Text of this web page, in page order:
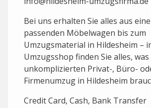
Bei uns erhalten Sie alles aus
passenden Möbelwagen bis zum
Umzugsmaterial in Hildesheim –
Umzugsshop finden Sie alles,
unkomplizierten Privat-, Büro-
Firmenumzug in Hildesheim
Credit Card, Cash, Bank Transfer